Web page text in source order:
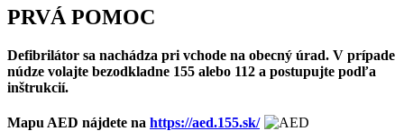
PRVÁ POMOC
Defibrilátor sa nachádza pri vchode na obecný úrad. V prípade
núdze volajte bezodkladne 155 alebo 112 a postupujte podľa
inštrukcií.
Mapu AED nájdete na https://aed.155.sk/